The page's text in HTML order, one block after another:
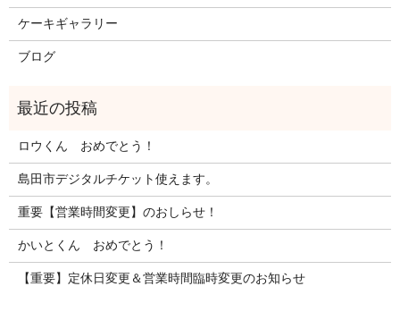
ケーキギャラリー
ブログ
ロウくん おめでとう！
島田市デジタルチケット使えます。
重要【営業時間変更】のおしらせ！
かいとくん おめでとう！
【重要】定休日変更＆営業時間臨時変更のお知らせ